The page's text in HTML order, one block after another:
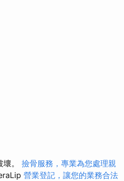
。 撿骨服務，專業為您處理親
營業登記，讓您的業務合法